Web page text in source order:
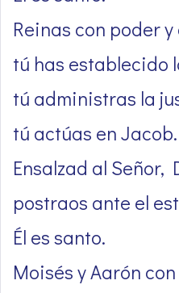
Reinas con poder
tú has establecido
tú administras la
tú actúas en Jacob.
Ensalzad al Señor,
postraos ante el
Él es santo.
Moisés y Aarón